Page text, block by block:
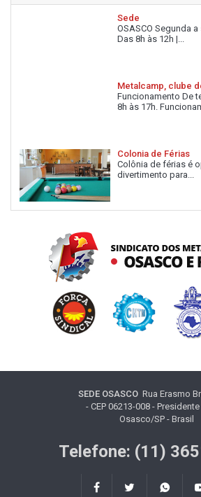
Sede
OSASCO Segunda
Das 8h às 12h |...
Metalcamp, clube
Funcionamento De
8h às 17h.
Colonia de Férias
Colônia de férias é
divertimento para...
SEDE OSASCORua Erasmo
- CEP 06213-008 -
Osasco/SP - Brasil
Telefone: (11)